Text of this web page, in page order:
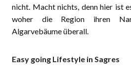
nicht. Macht nichts, denn hier ist
woher die Region ihren
Algarvebäume überall.
Easy going Lifestyle in Sagres